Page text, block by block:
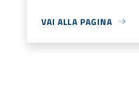
VAI ALLA PAGINA